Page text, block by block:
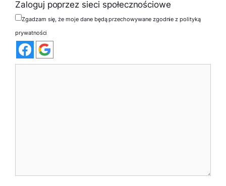
Zaloguj poprzez sieci społecznościowe
Zgadzam się, że moje dane będą przechowywane zgodnie z polityką
prywatności